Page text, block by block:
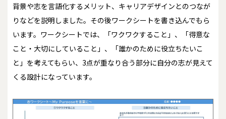
背景や志を言語化するメリット、キャリアデザインとのつなが
りなどを説明しました。その後ワークシートを書き込んでもら
います。ワークシートでは、「ワクワクすること」、「得意な
こと・大切にしていること」、「誰かのために役立ちたいこ
と」を考えてもらい、3点が重なり合う部分に自分の志が見えて
くる設計になっています。